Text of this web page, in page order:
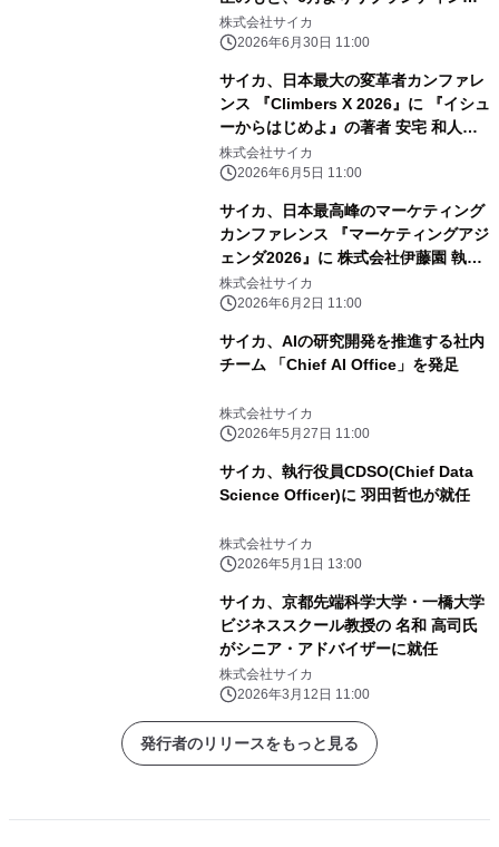
を本格始動
株式会社サイカ
2026年6月30日 11:00
サイカ、日本最大の変革者カンファレ
ンス 『Climbers X 2026』に 『イシュ
ーからはじめよ』の著者 安宅 和人氏
と登壇
株式会社サイカ
2026年6月5日 11:00
サイカ、日本最高峰のマーケティング
カンファレンス 『マーケティングアジ
ェンダ2026』に 株式会社伊藤園 執行
役員 マーケティング本部長 志田 光正
氏と登壇
株式会社サイカ
2026年6月2日 11:00
サイカ、AIの研究開発を推進する社内
チーム 「Chief AI Office」を発足
株式会社サイカ
2026年5月27日 11:00
サイカ、執行役員CDSO(Chief Data
Science Officer)に 羽田哲也が就任
株式会社サイカ
2026年5月1日 13:00
サイカ、京都先端科学大学・一橋大学
ビジネススクール教授の 名和 高司氏
がシニア・アドバイザーに就任
株式会社サイカ
2026年3月12日 11:00
発行者のリリースをもっと見る